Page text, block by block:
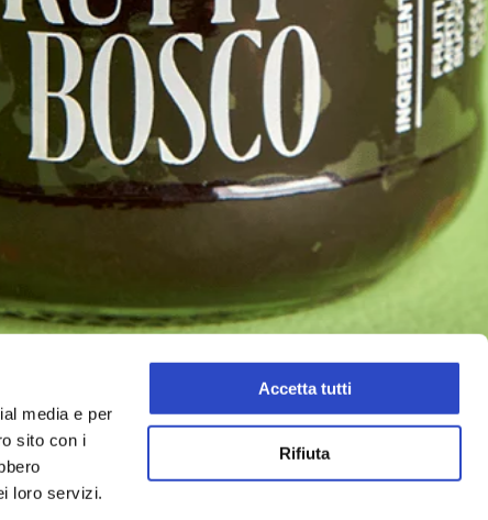
media e per
sito con i
loro servizi.
Accetta tutti
Rifiuta